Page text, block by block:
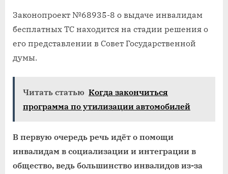
Законопроект №68935-8 о выдаче инвалидам
бесплатных ТС находится на стадии решения о
его представлении в Совет Государственной
думы.
Читать статью Когда закончиться
программа по утилизации автомобилей
В первую очередь речь идёт о помощи
инвалидам в социализации и интеграции в
общество, ведь большинство инвалидов из-за